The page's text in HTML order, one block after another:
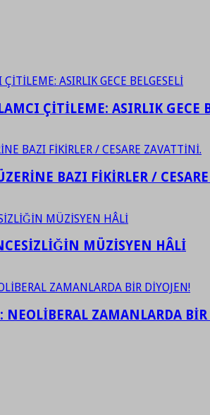
ÇİTİLEME: ASIRLIK GECE
BAZI FİKİRLER /
MÜZİSYEN HÂLİ
NEOLİBERAL ZAMANLARDA BİR